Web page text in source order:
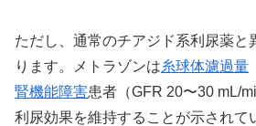
ただし、通常のチアジド系利尿薬と
ります。メトラゾンは糸球体濾過量
腎機能障害患者（GFR 20〜30 mL/
利尿効果を維持することが示されて